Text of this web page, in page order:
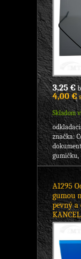
3,25 €
4,00 €
Skladom
značka:
gumičku,
A1295
gumou
pevný a